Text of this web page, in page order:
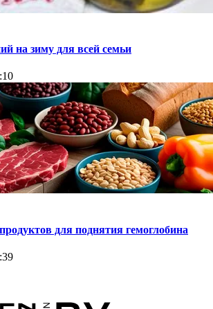
на зиму для всей семьи
для поднятия гемоглобина